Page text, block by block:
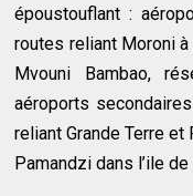
époustouflant :
routes reliant Moroni à
Mvouni Bambao,
aéroports
reliant Grande Terre
Pamandzi dans l’ile